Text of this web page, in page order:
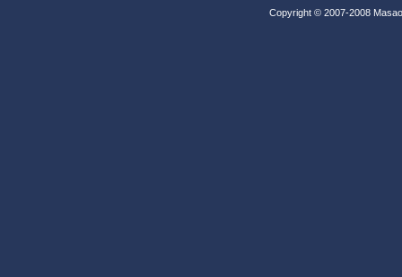
Copyright © 2007-2008